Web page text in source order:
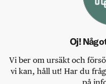
Oj!
Vi ber om ursäkt och
vi kan, håll ut! Har du